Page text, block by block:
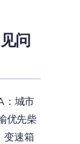
问
：城市
优先柴
变速箱